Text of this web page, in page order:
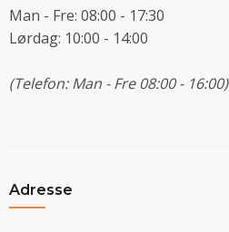
Man - Fre: 08:00 - 17:30
Lørdag: 10:00 - 14:00
(Telefon: Man - Fre 08:00 - 16:00)
Adresse